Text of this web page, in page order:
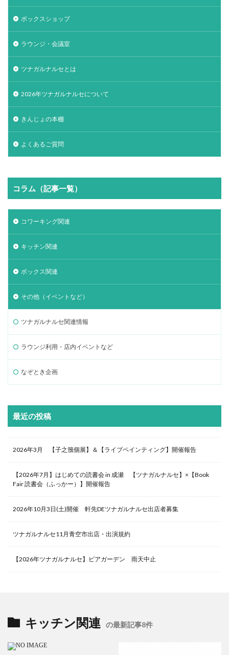
ボックスショップ
ラウンジ・会議室
ツナガルナルセとは
2026年ツナガルナルセについて
きんじょの本棚
よくあるご質問
コラム（記事一覧）
コワーキング関連
キッチン関連
ボックス関連
その他（イベントなど）
ツナガルナルセ関連情報
ラウンジ利用・店内イベントなど
なぞとき企画
最近の投稿
2026年3月 【子之籏個展】＆【ライブペインティング】開催報告
【2026年7月】はじめての読書会 in 成瀬 【ツナガルナルセ】×【Book
Fair 読書会（ふっかー）】開催報告
2026年10月3日(土)開催 軒先DEツナガルナルセ出店者募集
ツナガルナルセ11月青空市出店・出演規約
【2026年ツナガルナルセ】ビアガーデン 雨天中止
キッチン関連 の最新記事8件